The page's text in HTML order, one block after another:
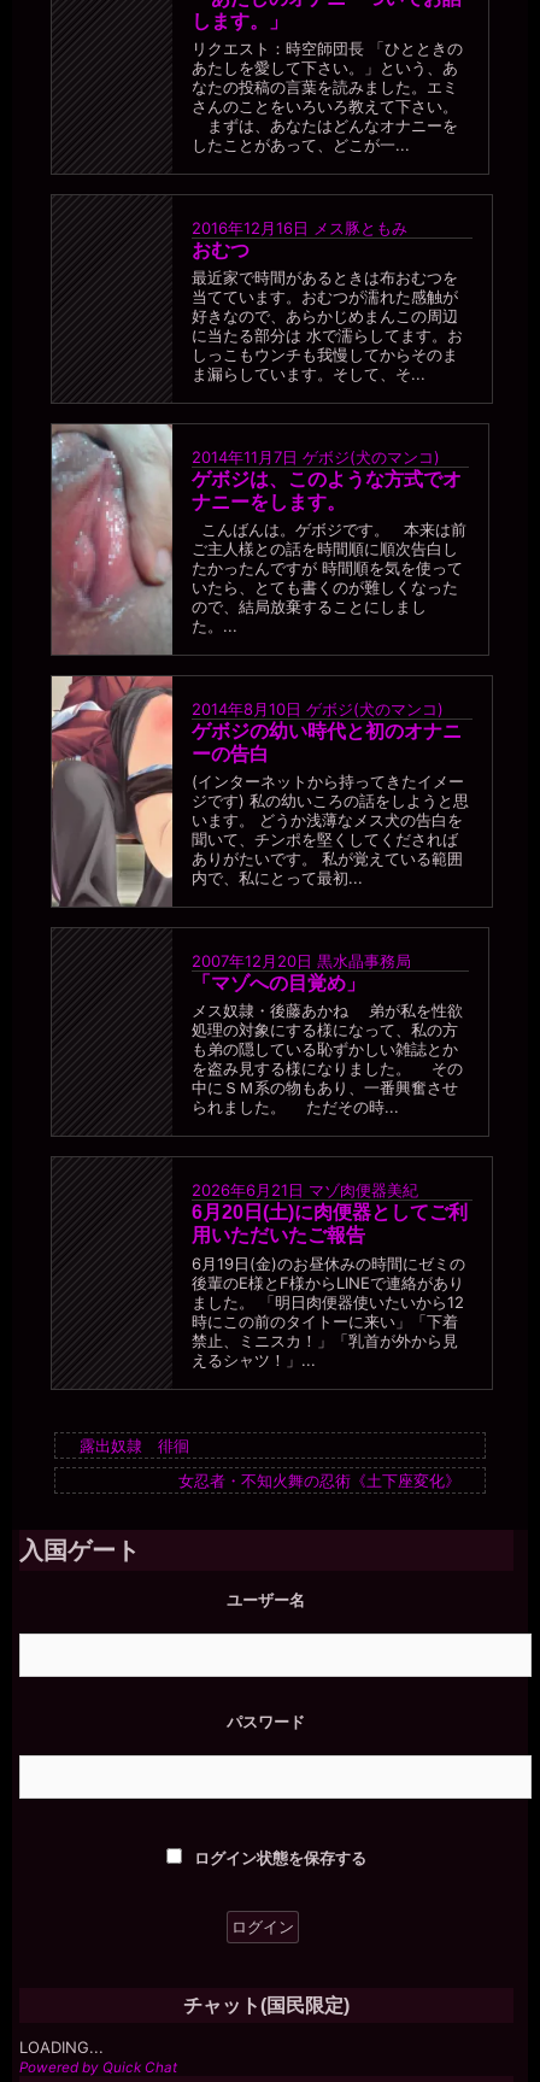
します。」
リクエスト：時空師団長 「ひとときの
あたしを愛して下さい。」という、あ
なたの投稿の言葉を読みました。エミ
さんのことをいろいろ教えて下さい。
まずは、あなたはどんなオナニーを
したことがあって、どこが一...
2016年12月16日 メス豚ともみ
おむつ
最近家で時間があるときは布おむつを
当てています。おむつが濡れた感触が
好きなので、あらかじめまんこの周辺
に当たる部分は 水で濡らしてます。お
しっこもウンチも我慢してからそのま
ま漏らしています。そして、そ...
2014年11月7日 ゲボジ(犬のマンコ)
ゲボジは、このような方式でオ
ナニーをします。
こんばんは。ゲボジです。 本来は前
ご主人樣との話を時間順に順次告白し
たかったんですが 時間順を気を使って
いたら、とても書くのが難しくなった
ので、結局放棄することにしまし
た。...
2014年8月10日 ゲボジ(犬のマンコ)
ゲボジの幼い時代と初のオナニ
ーの告白
(インターネットから持ってきたイメー
ジです) 私の幼いころの話をしようと思
います。 どうか浅薄なメス犬の告白を
聞いて、チンポを堅くしてくだされば
ありがたいです。 私が覚えている範囲
内で、私にとって最初...
2007年12月20日 黒水晶事務局
「マゾへの目覚め」
メス奴隷・後藤あかね 弟が私を性欲
処理の対象にする様になって、私の方
も弟の隠している恥ずかしい雑誌とか
を盗み見する様になりました。 その
中にＳＭ系の物もあり、一番興奮させ
られました。 ただその時...
2026年6月21日 マゾ肉便器美紀
6月20日(土)に肉便器としてご利
用いただいたご報告
6月19日(金)のお昼休みの時間にゼミの
後輩のE様とF様からLINEで連絡があり
ました。 「明日肉便器使いたいから12
時にこの前のタイトーに来い」「下着
禁止、ミニスカ！」「乳首が外から見
えるシャツ！」...
露出奴隷 徘徊
女忍者・不知火舞の忍術《土下座変化》
入国ゲート
ユーザー名
パスワード
ログイン状態を保存する
チャット(国民限定)
LOADING...
Powered by Quick Chat